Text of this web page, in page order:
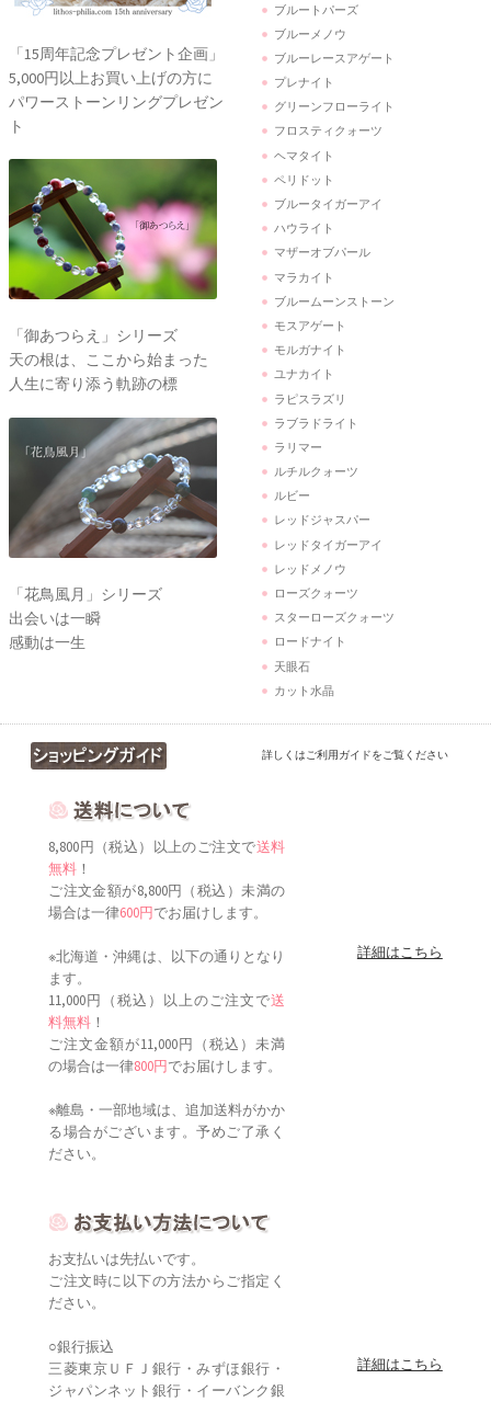
「15周年記念プレゼント企画」
5,000円以上お買い上げの方に
パワーストーンリングプレゼン
ト
「御あつらえ」シリーズ
天の根は、ここから始まった
人生に寄り添う軌跡の標
「花鳥風月」シリーズ
出会いは一瞬
感動は一生
ブルートパーズ
ブルーメノウ
ブルーレースアゲート
プレナイト
グリーンフローライト
フロスティクォーツ
ヘマタイト
ペリドット
ブルータイガーアイ
ハウライト
マザーオブパール
マラカイト
ブルームーンストーン
モスアゲート
モルガナイト
ユナカイト
ラピスラズリ
ラブラドライト
ラリマー
ルチルクォーツ
ルビー
レッドジャスパー
レッドタイガーアイ
レッドメノウ
ローズクォーツ
スターローズクォーツ
ロードナイト
天眼石
カット水晶
詳しくはご利用ガイドをご覧ください
8,800円（税込）以上のご注文で送料
無料 ！
ご注文金額が8,800円（税込）未満の
場合は一律600円でお届けします。
※北海道・沖縄は、以下の通りとなり
ます。
11,000円（税込）以上のご注文で送
料無料 ！
ご注文金額が11,000円（税込）未満
の場合は一律800円でお届けします。
※離島・一部地域は、追加送料がかか
る場合がございます。予めご了承く
ださい。
詳細はこちら
お支払いは先払いです。
ご注文時に以下の方法からご指定く
ださい。
○銀行振込
三菱東京ＵＦＪ銀行・みずほ銀行・
ジャパンネット銀行・イーバンク銀
詳細はこちら